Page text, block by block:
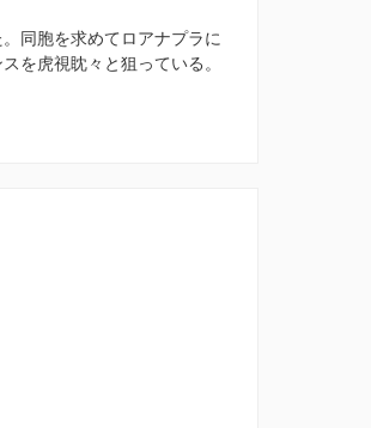
同胞を求めてロアナプラに
を虎視眈々と狙っている。